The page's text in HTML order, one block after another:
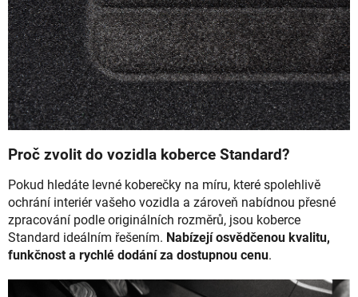
Proč zvolit do vozidla koberce Standard?
Pokud hledáte levné koberečky na míru, které spolehlivě
ochrání interiér vašeho vozidla a zároveň nabídnou přesné
zpracování podle originálních rozměrů, jsou koberce
Standard ideálním řešením. Nabízejí osvědčenou kvalitu,
funkčnost a rychlé dodání za dostupnou cenu.